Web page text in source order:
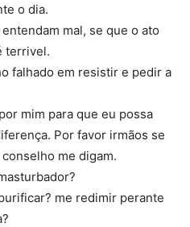
o dia.
mal, se que o ato
terrivel.
falhado em resistir e pedir a
mim para que eu possa
Por favor irmãos se
me digam.
me redimir perante